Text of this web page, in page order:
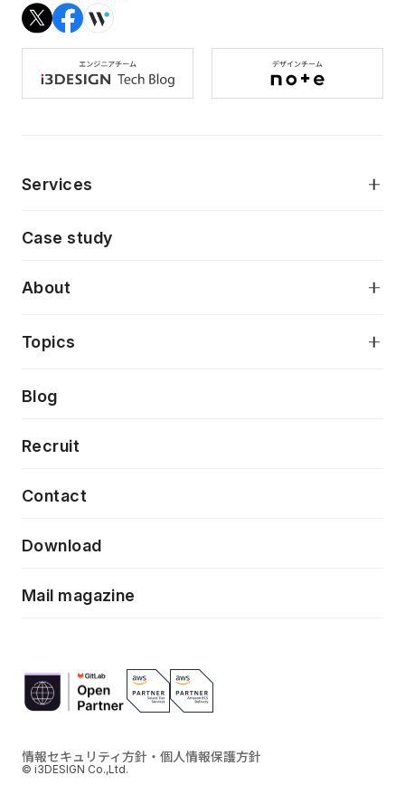
Services
AI駆動開発支援
モダナイゼーション
特徴量エンジニアリングと生成AI
デジタルプロダクトデザイン
デザインシステム構築支援
フロントエンド開発
Case study
About
当社が目指しているもの
Topics
Press release
News
Event/Seminer
Blog
Recruit
Contact
Download
Mail magazine
情報セキュリティ方針・個人情報保護方針
© i3DESIGN Co.,Ltd.